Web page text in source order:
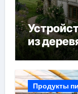
из
Продукты